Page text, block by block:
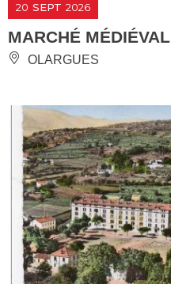
20 SEPT 2026
MARCHÉ MÉDIÉVAL
OLARGUES